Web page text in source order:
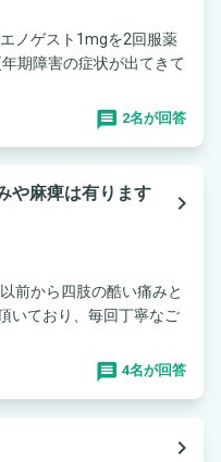
ノゲスト1mgを2回服薬
期障害の症状が出てきて
2名が回答
や麻痺は有ります
navigate_next
前から四肢の酷い痛みと
いており、毎回丁寧なご
4名が回答
navigate_next